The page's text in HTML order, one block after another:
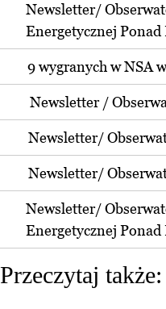
Newsletter/
Energetycznej Ponad
9 wygranych w NSA
Newsletter /
Newsletter/
Newsletter/
Newsletter/
Energetycznej
Przeczytaj także: